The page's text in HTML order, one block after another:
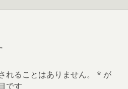
ることはありません。 * が
です